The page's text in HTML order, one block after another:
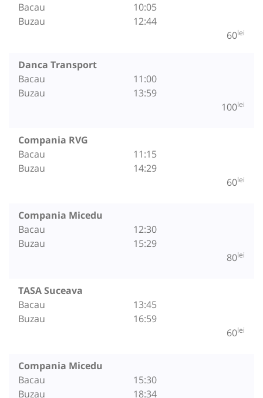
Bacau
Buzau
10:05
12:44
60lei
Danca Transport
Bacau
Buzau
11:00
13:59
100lei
Compania RVG
Bacau
Buzau
11:15
14:29
60lei
Compania Micedu
Bacau
Buzau
12:30
15:29
80lei
TASA Suceava
Bacau
Buzau
13:45
16:59
60lei
Compania Micedu
Bacau
Buzau
15:30
18:34